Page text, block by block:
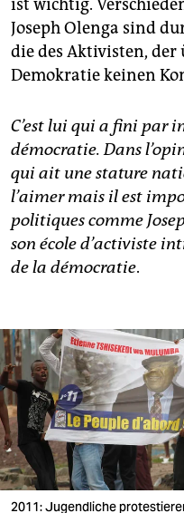
ist wichtig.
Joseph Olenga sind
die des Aktivisten, der
Demokratie keinen
C’est lui qui a fini par
démocratie. Dans
qui ait une stature
l’aimer mais il est
politiques comme
son école d’activiste
de la démocratie.
2011: Jugendliche